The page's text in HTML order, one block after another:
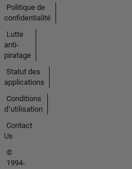
Politique de
confidentialité
Lutte
anti-
piratage
Statut des
applications
Conditions
d՚utilisation
Contact
Us
©
1994-